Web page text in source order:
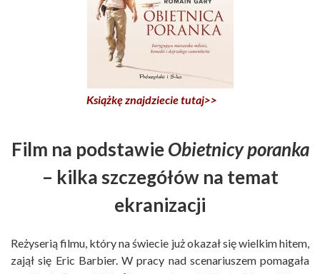
Książkę znajdziecie tutaj>>
Film na podstawieObietnicy poranka
– kilka szczegółów na temat
ekranizacji
Reżyserią filmu, który na świecie już okazał się wielkim hitem,
zajął się Eric Barbier. W pracy nad scenariuszem pomagała